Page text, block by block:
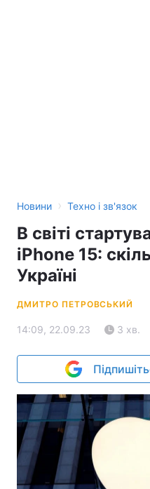
Новини › Техно і зв'язок
В світі
iPhone 15:
Україні
ДМИТРО ПЕТРОВСЬКИЙ
14:09, 22.09.23 3 хв.